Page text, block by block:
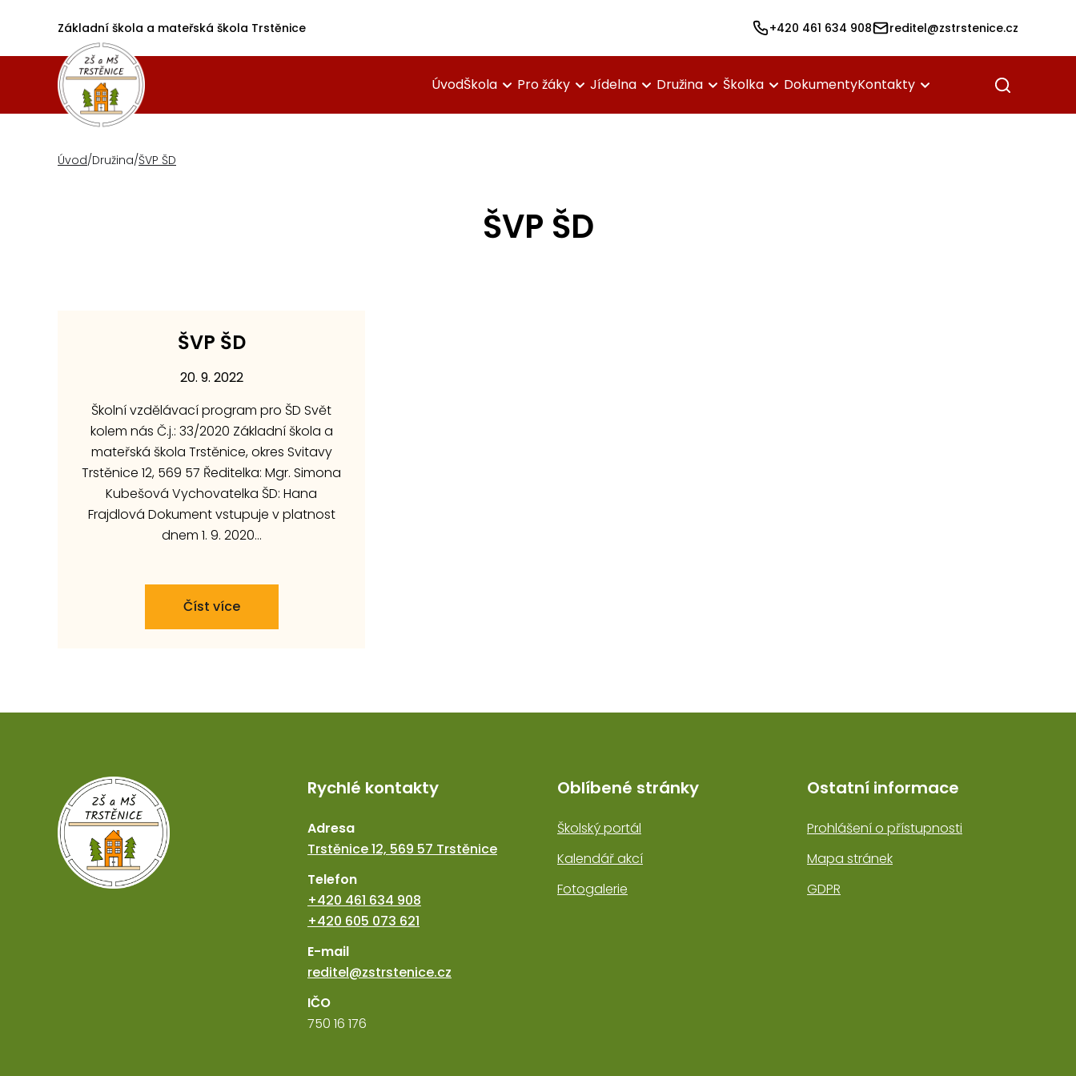
Základní škola a mateřská škola Trstěnice +420 461 634 908 reditel@zstrstenice.cz
ÚvodŠkola Pro žáky Jídelna Družina Školka DokumentyKontakty
Úvod/Družina/ŠVP ŠD
ŠVP ŠD
ŠVP ŠD
20. 9. 2022
Školní vzdělávací program pro ŠD Svět
kolem nás Č.j.: 33/2020 Základní škola a
mateřská škola Trstěnice, okres Svitavy
Trstěnice 12, 569 57 Ředitelka: Mgr. Simona
Kubešová Vychovatelka ŠD: Hana
Frajdlová Dokument vstupuje v platnost
dnem 1. 9. 2020…
Číst více
Rychlé kontakty
Adresa
Trstěnice 12, 569 57 Trstěnice
Telefon
+420 461 634 908
+420 605 073 621
E-mail
reditel@zstrstenice.cz
IČO
750 16 176
Oblíbené stránky
Školský portál
Kalendář akcí
Fotogalerie
Ostatní informace
Prohlášení o přístupnosti
Mapa stránek
GDPR